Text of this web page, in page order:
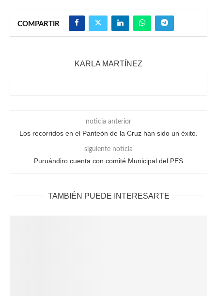
COMPARTIR
KARLA MARTÍNEZ
noticia anterior
Los recorridos en el Panteón de la Cruz han sido un éxito.
siguiente noticia
Puruándiro cuenta con comité Municipal del PES
TAMBIÉN PUEDE INTERESARTE